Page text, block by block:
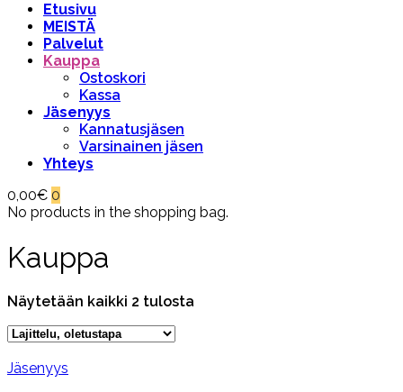
Etusivu
MEISTÄ
Palvelut
Kauppa
Ostoskori
Kassa
Jäsenyys
Kannatusjäsen
Varsinainen jäsen
Yhteys
0,00€ 0
No products in the shopping bag.
Kauppa
Näytetään kaikki 2 tulosta
Jäsenyys